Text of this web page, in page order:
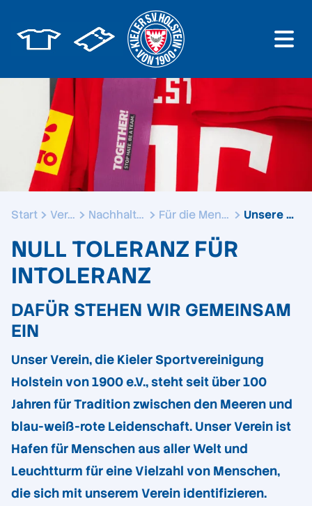
Start Verein Nachhaltigkeit Für die Menschen Unsere Werte
NULL TOLERANZ FÜR
INTOLERANZ
DAFÜR STEHEN WIR GEMEINSAM
EIN
Unser Verein, die Kieler Sportvereinigung
Holstein von 1900 e.V., steht seit über 100
Jahren für Tradition zwischen den Meeren und
blau-weiß-rote Leidenschaft. Unser Verein ist
Hafen für Menschen aus aller Welt und
Leuchtturm für eine Vielzahl von Menschen,
die sich mit unserem Verein identifizieren.